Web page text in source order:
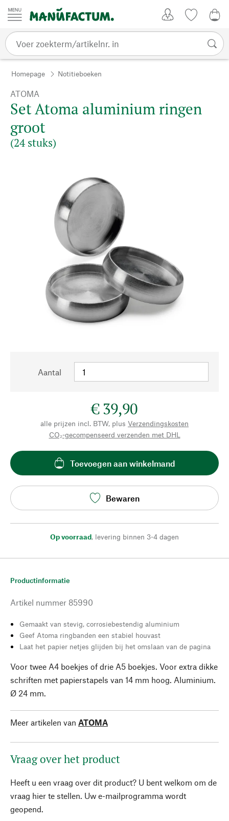
Passer au contenu
Homepage Notitieboeken
ATOMA
Set Atoma aluminium ringen
groot
(24 stuks)
Aantal
€ 39,90
alle prijzen incl. BTW, plus Verzendingskosten
CO₂-gecompenseerd verzenden met DHL
Toevoegen aan winkelmand
Bewaren
Op voorraad, levering binnen 3-4 dagen
Productinformatie
Artikel nummer 85990
Gemaakt van stevig, corrosiebestendig aluminium
Geef Atoma ringbanden een stabiel houvast
Laat het papier netjes glijden bij het omslaan van de pagina
Voor twee A4 boekjes of drie A5 boekjes. Voor extra dikke
schriften met papierstapels van 14 mm hoog. Aluminium.
Ø 24 mm.
Meer artikelen van ATOMA
Vraag over het product
Heeft u een vraag over dit product? U bent welkom om de
vraag hier te stellen. Uw e-mailprogramma wordt
geopend.